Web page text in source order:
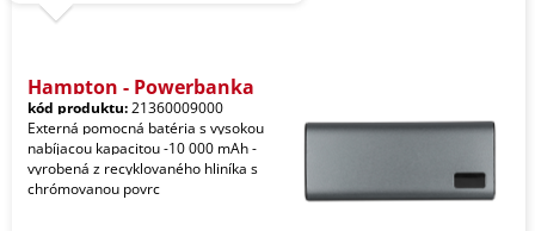
Hampton - Powerbanka
kód produktu:21360009000
Externá pomocná batéria s vysokou
nabíjacou kapacitou -10 000 mAh -
vyrobená z recyklovaného hliníka s
chrómovanou povrc